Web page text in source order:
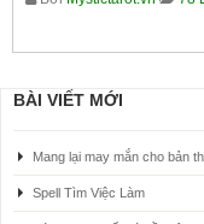
BÀI VIẾT MỚI
Mang lại may mắn cho bản
Spell Tìm Việc Làm